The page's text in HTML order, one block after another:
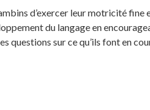
d’exercer leur motricité fine
du langage en
questions sur ce qu’ils font en